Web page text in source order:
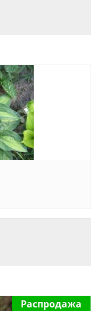
Распродажа